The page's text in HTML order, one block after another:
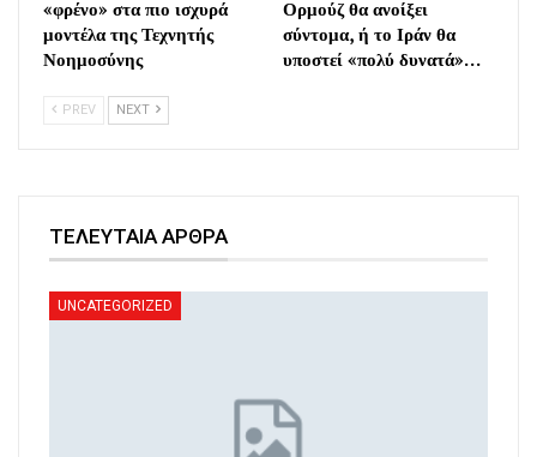
«φρένο» στα πιο ισχυρά
μοντέλα της Τεχνητής
Νοημοσύνης
Ορμούζ θα ανοίξει
σύντομα, ή το Ιράν θα
υποστεί «πολύ δυνατά»…
PREV NEXT
ΤΕΛΕΥΤΑΙΑ ΑΡΘΡΑ
UNCATEGORIZED